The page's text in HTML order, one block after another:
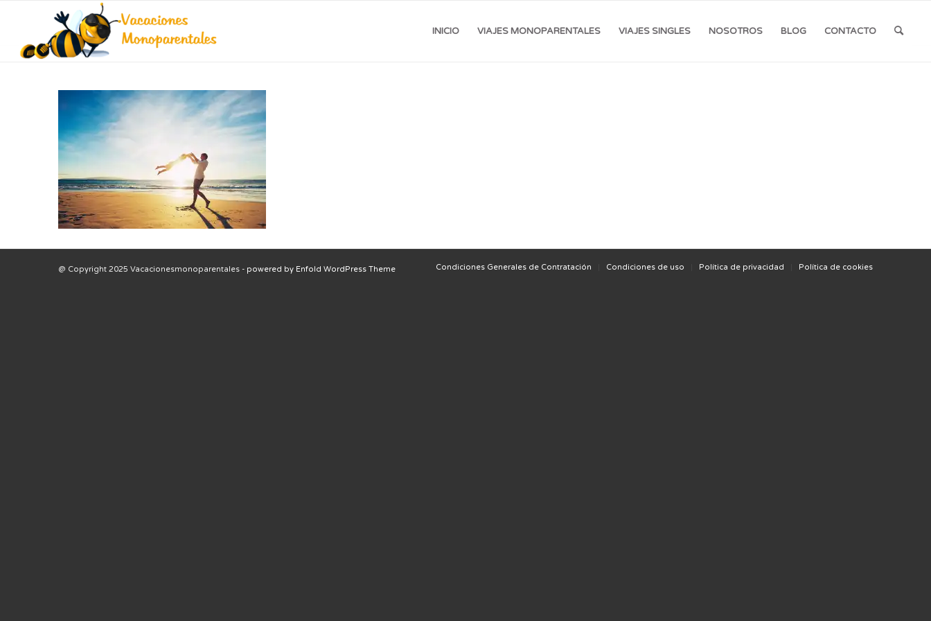
INICIO VIAJES MONOPARENTALES VIAJES SINGLES NOSOTROS BLOG CONTACTO
@ Copyright 2025 Vacacionesmonoparentales - powered by Enfold WordPress Theme Condiciones Generales de Contratación Condiciones de uso Política de privacidad Política de cookies